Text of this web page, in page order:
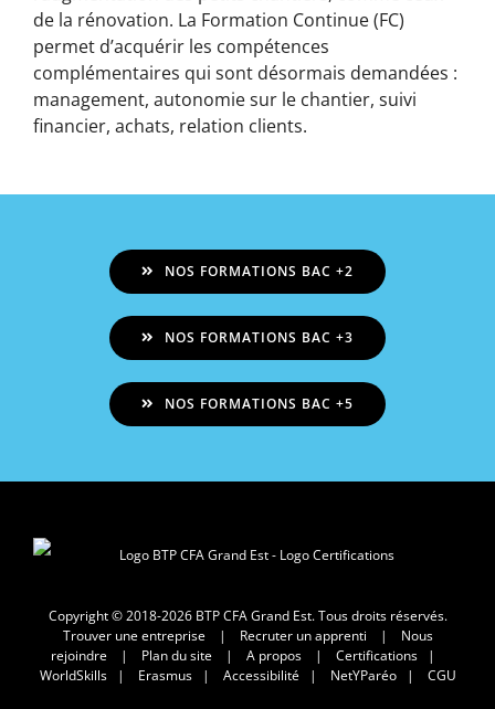
de la rénovation. La Formation Continue (FC)
permet d’acquérir les compétences
complémentaires qui sont désormais demandées :
management, autonomie sur le chantier, suivi
financier, achats, relation clients.
NOS FORMATIONS BAC +2
NOS FORMATIONS BAC +3
NOS FORMATIONS BAC +5
Copyright © 2018-2026 BTP CFA Grand Est. Tous droits réservés.
Trouver une entreprise| Recruter un apprenti | Nous
rejoindre| Plan du site| A propos| Certifications|
WorldSkills| Erasmus| Accessibilité| NetYParéo| CGU